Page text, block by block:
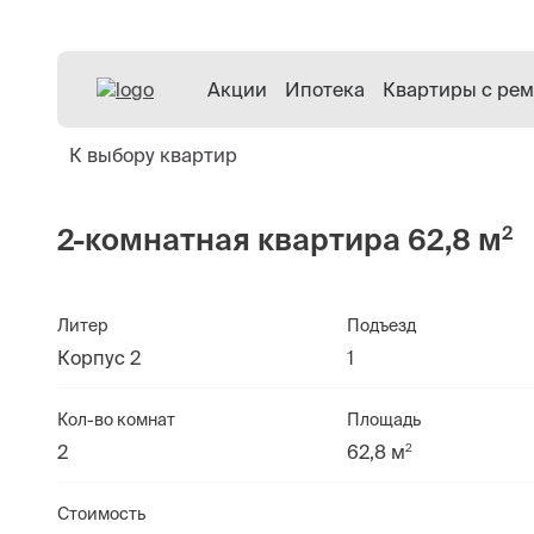
Акции Ипотека Квартиры с
К выбору квартир
2-комнатная квартира 62,8 м2
Литер
Корпус 2
Подъезд
1
Кол-во комнат
2
Площадь
62,8 м2
Стоимость